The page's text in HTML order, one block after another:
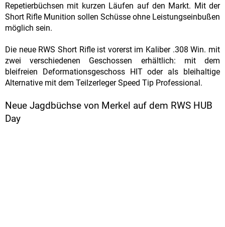
Repetierbüchsen mit kurzen Läufen auf den Markt. Mit der
Short Rifle Munition sollen Schüsse ohne Leistungseinbußen
möglich sein.
Die neue RWS Short Rifle ist vorerst im Kaliber .308 Win. mit
zwei verschiedenen Geschossen erhältlich: mit dem
bleifreien Deformationsgeschoss HIT oder als bleihaltige
Alternative mit dem Teilzerleger Speed Tip Professional.
Neue Jagdbüchse von Merkel auf dem RWS HUB
Day